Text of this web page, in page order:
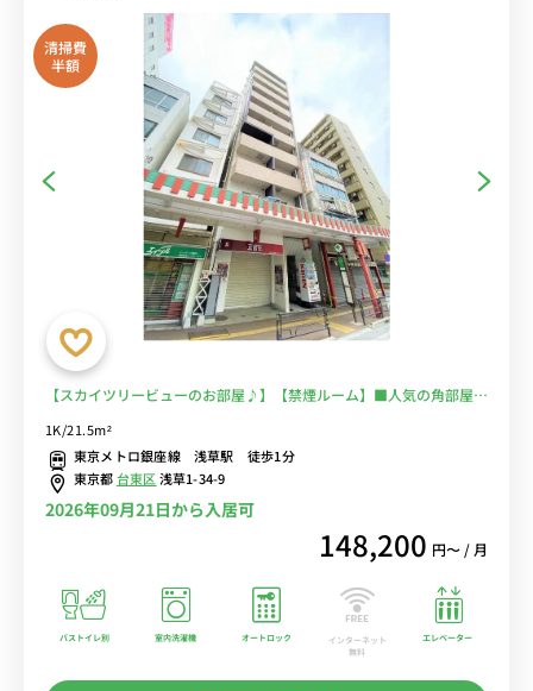
清掃費
半額
【スカイツリービューのお部屋♪】【禁煙ルーム】■人気の角部屋＆
ー付きインターフォン完備♪デスクとチェアのあるお部屋♪■東京メ
トロ銀座線「浅草駅」徒歩1分■選べるWi-Fi格安レンタル中！
1K/21.5m²
東京メトロ銀座線 浅草駅 徒歩1分
東京都台東区浅草1-34-9
2026年09月21日から入居可
148,200 円〜 / 月
バストイレ別 室内洗濯機 オートロック
インターネット
無料
エレベーター